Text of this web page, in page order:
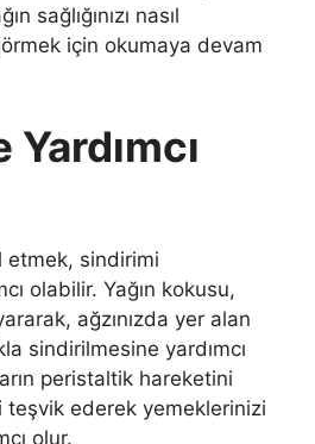
sağlığınızı nasıl
için okumaya devam
etmek, sindirimi
olabilir. Yağın kokusu,
ağzınızda yer alan
sindirilmesine yardımcı
peristaltik hareketini
teşvik ederek yemeklerinizi
olur.